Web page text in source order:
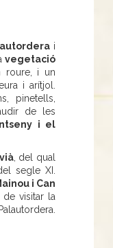
i
vegetació
roure, i un
i arítjol.
pinetells,
de les
i el
, del qual
segle XI.
i Can
de visitar la